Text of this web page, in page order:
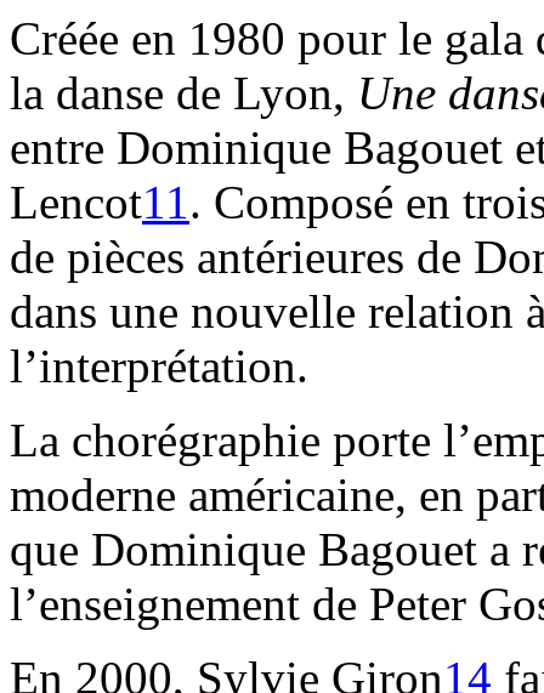
Créée en 1980 pour le
la danse de Lyon, Une
entre Dominique Bagouet
Lencot11. Composé en
de pièces antérieures de
dans une nouvelle relation
l’interprétation.
La chorégraphie porte
moderne américaine, en
que Dominique Bagouet a
l’enseignement de Peter
En 2000, Sylvie Giron14